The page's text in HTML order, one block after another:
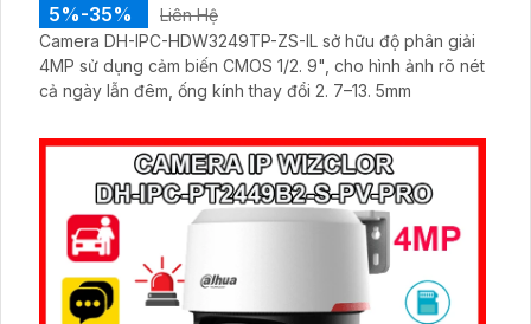
5%-35%
Liên Hệ
Camera DH-IPC-HDW3249TP-ZS-IL sở hữu độ phân giải
4MP sử dụng cảm biến CMOS 1/2. 9", cho hình ảnh rõ nét
cả ngày lẫn đêm, ống kính thay đổi 2. 7–13. 5mm